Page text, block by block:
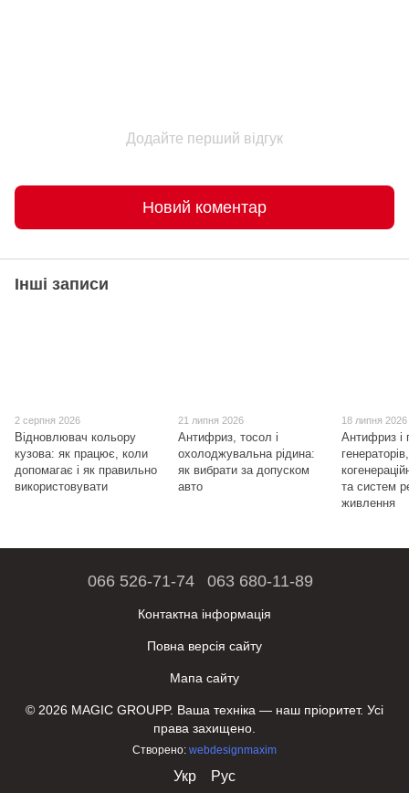
Додайте перший відгук
Новий коментар
Інші записи
2 серпня 2026
Відновлювач кольору
кузова: як працює, коли
допомагає і як правильно
використовувати
21 липня 2026
Антифриз, тосол і
охолоджувальна рідина:
як вибрати за допуском
авто
18 липня 2026
Антифриз і
генераторів,
та систем
живлення
066 526-71-74 063 680-11-89
Контактна інформація
Повна версія сайту
Мапа сайту
© 2026 MAGIC GROUPP. Ваша техніка — наш пріоритет. Усі
права захищено.
Створено: webdesignmaxim
Укр Рус